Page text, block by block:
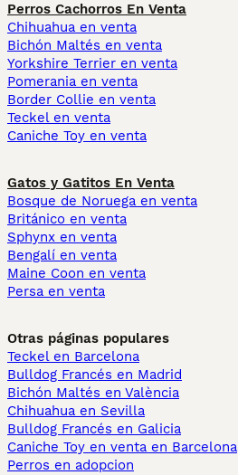
Perros Cachorros En Venta
Chihuahua en venta
Bichón Maltés en venta
Yorkshire Terrier en venta
Pomerania en venta
Border Collie en venta
Teckel en venta
Caniche Toy en venta
Gatos y Gatitos En Venta
Bosque de Noruega en venta
Británico en venta
Sphynx en venta
Bengalí en venta
Maine Coon en venta
Persa en venta
Otras páginas populares
Teckel en Barcelona
Bulldog Francés en Madrid
Bichón Maltés en València
Chihuahua en Sevilla
Bulldog Francés en Galicia
Caniche Toy en venta en Barcelona
Perros en adopcion